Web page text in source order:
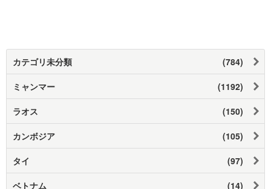
カテゴリ未分類 (784)
ミャンマー (1192)
ラオス (150)
カンボジア (105)
タイ (97)
ベトナム (14)